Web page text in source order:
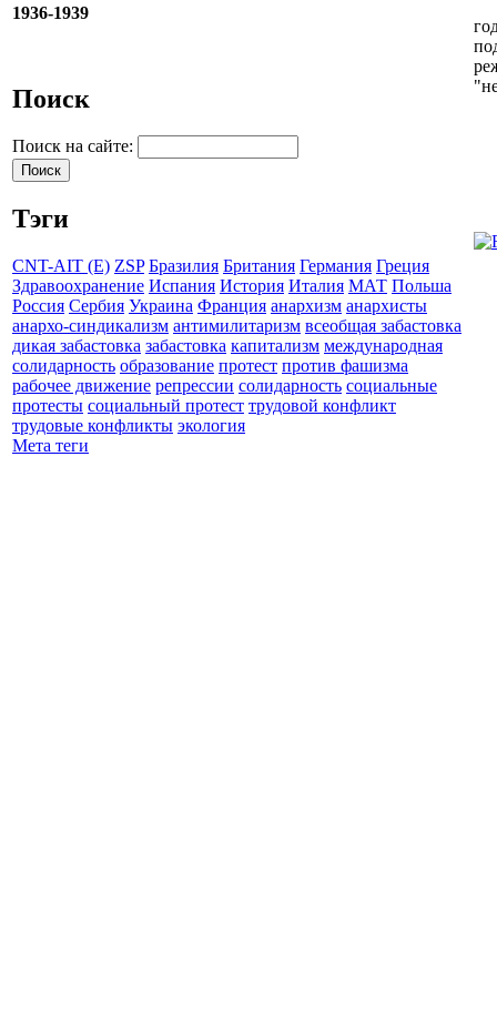
1936-1939
Поиск
Поиск на сайте:
Тэги
CNT-AIT (E) ZSP Бразилия Британия Германия Греция
Здравоохранение Испания История Италия МАТ Польша
Россия Сербия Украина Франция анархизм анархисты
анархо-синдикализм антимилитаризм всеобщая забастовка
дикая забастовка забастовка капитализм международная
солидарность образование протест против фашизма
рабочее движение репрессии солидарность социальные
протесты социальный протест трудовой конфликт
трудовые конфликты экология
Мета теги